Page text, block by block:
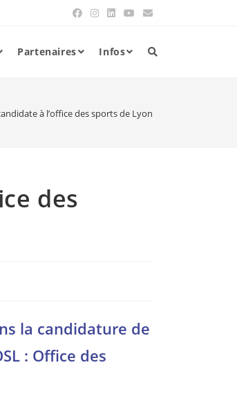
Partenaires Infos
à l’office des sports de Lyon
des
la candidature de
: Office des